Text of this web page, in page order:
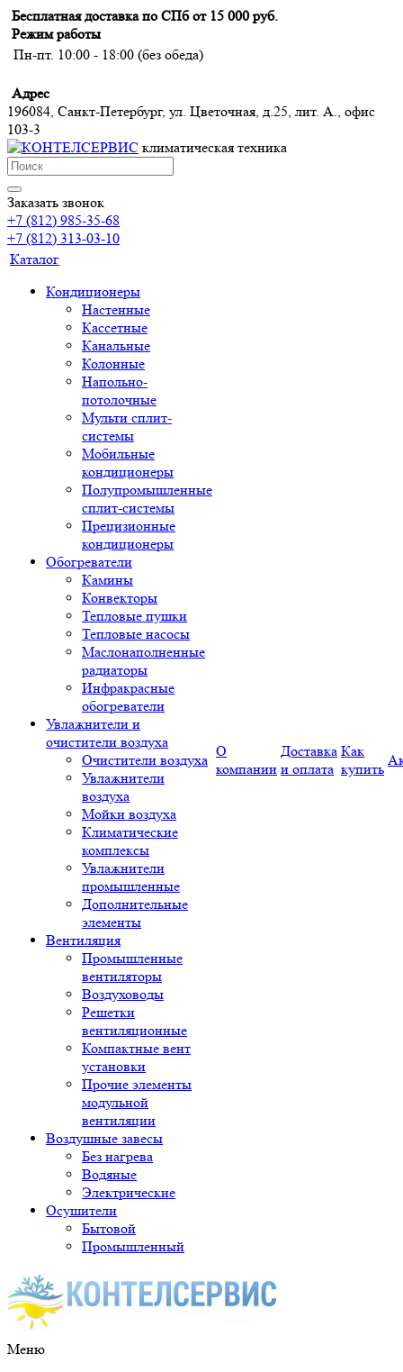
Бесплатная доставка по СПб от 15 000 руб.
Режим работы
Пн-пт. 10:00 - 18:00 (без обеда)
Адрес
196084, Санкт-Петербург, ул. Цветочная, д.25, лит. А., офис
103-3
климатическая техника
Заказать звонок
+7 (812) 985-35-68
+7 (812) 313-03-10
Каталог
Кондиционеры
Настенные
Кассетные
Канальные
Колонные
Напольно-
потолочные
Мульти сплит-
системы
Мобильные
кондиционеры
Полупромышленные
сплит-системы
Прецизионные
кондиционеры
Обогреватели
Камины
Конвекторы
Тепловые пушки
Тепловые насосы
Маслонаполненные
радиаторы
Инфракрасные
обогреватели
Увлажнители и
очистители воздуха
Очистители воздуха
Увлажнители
воздуха
Мойки воздуха
Климатические
комплексы
Увлажнители
промышленные
Дополнительные
элементы
Вентиляция
Промышленные
вентиляторы
Воздуховоды
Решетки
вентиляционные
Компактные вент
установки
Прочие элементы
модульной
вентиляции
Воздушные завесы
Без нагрева
Водяные
Электрические
Осушители
Бытовой
Промышленный
О
компании
Доставка
и оплата
Как
купить
Меню